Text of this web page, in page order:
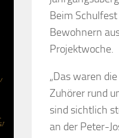
Beim
Bewohnern
Projektwoche.
„Das waren
Zuhörer rund
sind sichtlich
an der Peter-